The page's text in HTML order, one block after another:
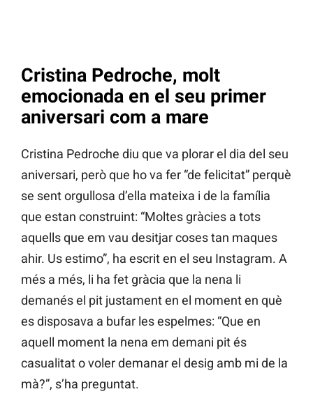
Cristina Pedroche, molt
emocionada en el seu primer
aniversari com a mare
Cristina Pedroche diu que va plorar el dia del seu
aniversari, però que ho va fer “de felicitat” perquè
se sent orgullosa d’ella mateixa i de la família
que estan construint: “Moltes gràcies a tots
aquells que em vau desitjar coses tan maques
ahir. Us estimo”, ha escrit en el seu Instagram. A
més a més, li ha fet gràcia que la nena li
demanés el pit justament en el moment en què
es disposava a bufar les espelmes: “Que en
aquell moment la nena em demani pit és
casualitat o voler demanar el desig amb mi de la
mà?”, s’ha preguntat.